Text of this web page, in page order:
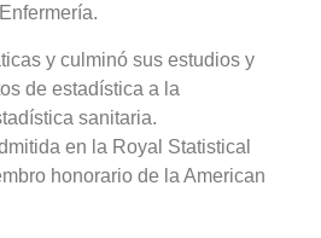
y culminó sus estudios y
de estadística a la
sanitaria.
en la Royal Statistical
honorario de la American